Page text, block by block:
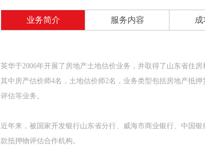
业务简介 服务内容 成
英华于2006年开展了房地产土地估价业务，并取得了山东省住
其中房产估价师4名，土地估价师2名，业务类型包括房地产抵
评估等业务。
近年来，被国家开发银行山东省分行、威海市商业银行、中国
款抵押物评估合作机构。